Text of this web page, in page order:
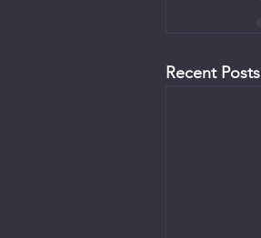
Recent Posts